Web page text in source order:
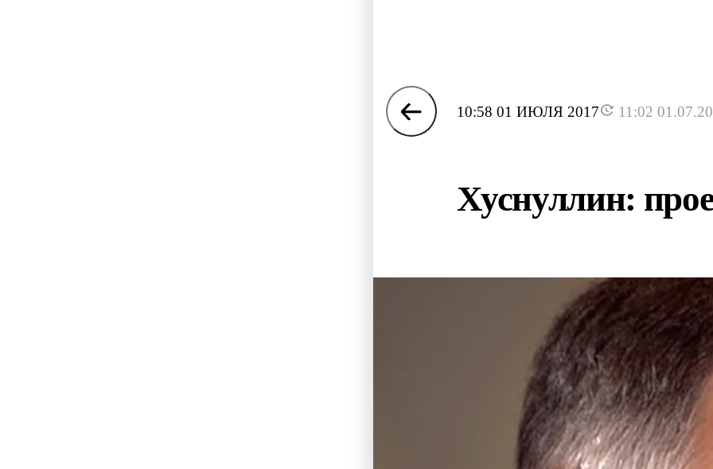
10:58 01 ИЮЛЯ 2017 11:02
Хуснуллин: